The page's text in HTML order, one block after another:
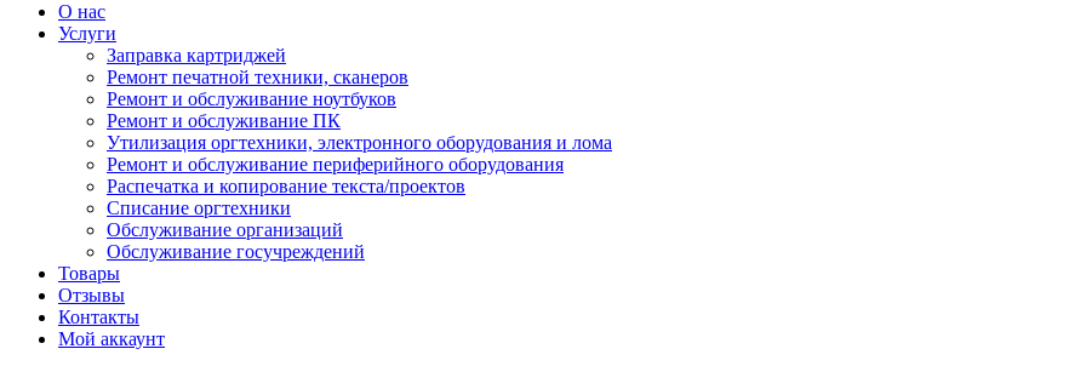
О нас
Услуги
Заправка картриджей
Ремонт печатной техники, сканеров
Ремонт и обслуживание ноутбуков
Ремонт и обслуживание ПК
Утилизация оргтехники, электронного оборудования и лома
Ремонт и обслуживание периферийного оборудования
Распечатка и копирование текста/проектов
Списание оргтехники
Обслуживание организаций
Обслуживание госучреждений
Товары
Отзывы
Контакты
Мой аккаунт